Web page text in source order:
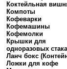
Коктейльная
Компоты
Кофеварки
Кофемашины
Кофемолки
Крышки для
одноразовых
Ланч бокс
Ложки для кофе